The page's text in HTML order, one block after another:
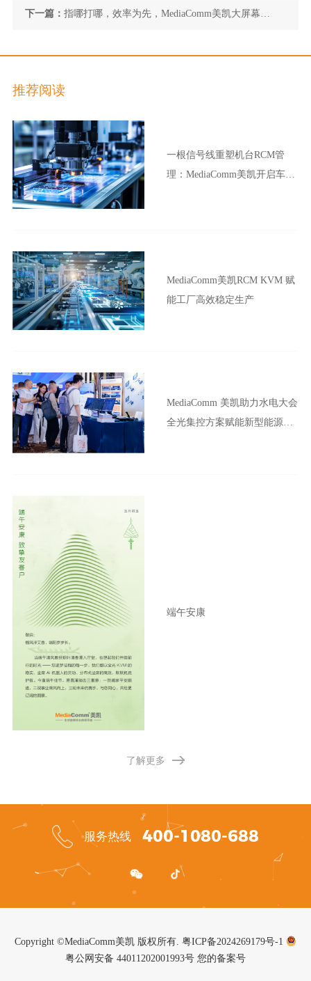
承担国之重器使命
下一篇： 指哪打哪，效率为先，MediaComm美凯大屏幕光
推荐阅读
一根信号线重塑机台RCM管
理：MediaComm美凯开启车企
MediaComm美凯RCM KVM 赋
能工厂高效稳定生产
MediaComm 美凯助力水电大会
全光集控方案赋能新型能源体
端午安康
了解更多
服务热线 400-1080-688
Copyright ©MediaComm美凯 版权所有. 粤ICP备2024269179号-1
粤公网安备 44011202001993号 您的备案号